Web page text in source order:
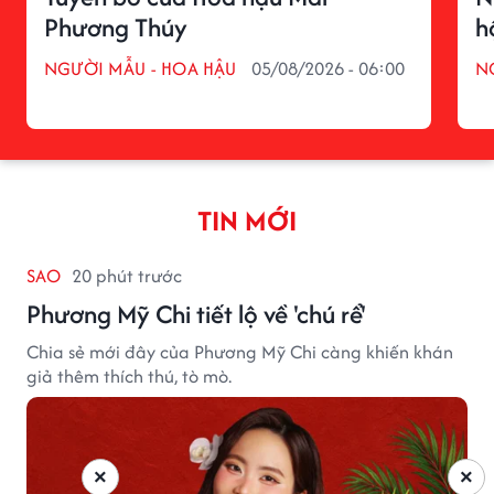
Phương Thúy
NGƯỜI MẪU - HOA HẬU 05/08/2026 - 06:00
TIN MỚI
SAO 20 phút trước
Phương Mỹ Chi tiết lộ về 'chú rể'
Chia sẻ mới đây của Phương Mỹ Chi càng khiến khán
giả thêm thích thú, tò mò.
×
×